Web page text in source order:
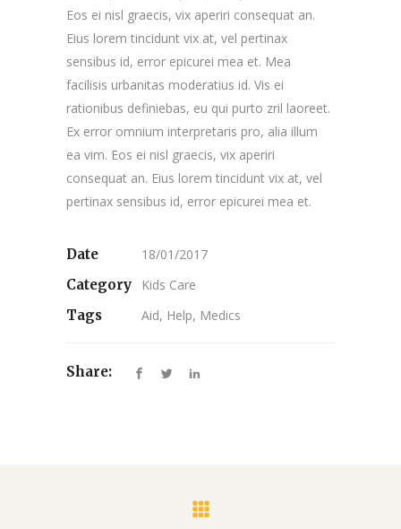
Eos ei nisl graecis, vix aperiri consequat an.
Eius lorem tincidunt vix at, vel pertinax
sensibus id, error epicurei mea et. Mea
facilisis urbanitas moderatius id. Vis ei
rationibus definiebas, eu qui purto zril laoreet.
Ex error omnium interpretaris pro, alia illum
ea vim. Eos ei nisl graecis, vix aperiri
consequat an. Eius lorem tincidunt vix at, vel
pertinax sensibus id, error epicurei mea et.
Date
18/01/2017
Category
Kids Care
Tags
Aid, Help, Medics
Share: